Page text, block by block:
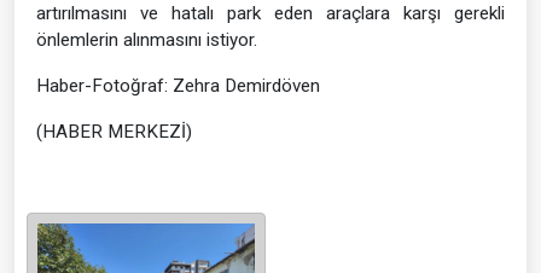
artırılmasını ve hatalı park eden araçlara karşı gerekli
önlemlerin alınmasını istiyor.
Haber-Fotoğraf: Zehra Demirdöven
(HABER MERKEZİ)